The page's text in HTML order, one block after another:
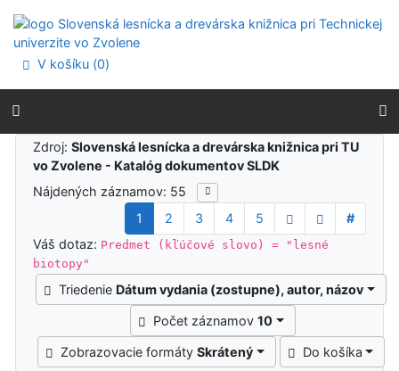
Prejsť na menu
Prehlásenie o webovej prístupnosti
V košíku (0)
Výsledky vyhľadávania
Zdroj:Slovenská lesnícka a drevárska knižnica pri TU
vo Zvolene - Katalóg dokumentov SLDK
Nájdených záznamov: 55
1
2 3 4 5
#
Váš dotaz: Predmet (kľúčové slovo) = "lesné
biotopy"
Triedenie Dátum vydania (zostupne), autor, názov
Počet záznamov10
Zobrazovacie formátySkrátený Do košíka